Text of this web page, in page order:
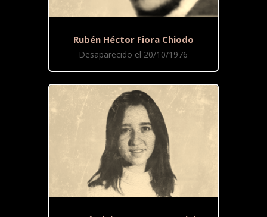
Rubén Héctor Fiora Chiodo
Desaparecido el 20/10/1976